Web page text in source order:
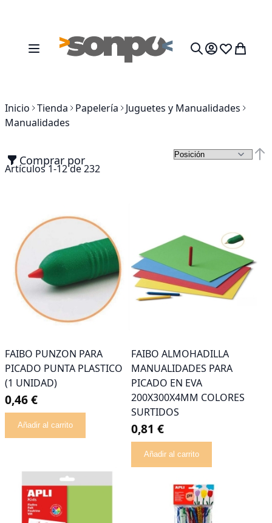
Toggle Nav Mi cesta
Inicio Tienda Papelería
Juguetes y Manualidades
Manualidades
Comprar por
Artículos1-12de232
FAIBO PUNZON PARA
PICADO PUNTA PLASTICO
(1 UNIDAD)
0,46 €
Añadir al carrito
FAIBO ALMOHADILLA
MANUALIDADES PARA
PICADO EN EVA
200X300X4MM COLORES
SURTIDOS
0,81 €
Añadir al carrito